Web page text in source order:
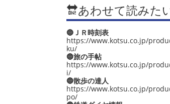
🔛あわせて読みた
🔵ＪＲ時刻表
https://www.kotsu.co.jp/
ku/
🔵旅の手帖
https://www.kotsu.co.jp/
i/
🔵散歩の達人
https://www.kotsu.co.jp/
po/